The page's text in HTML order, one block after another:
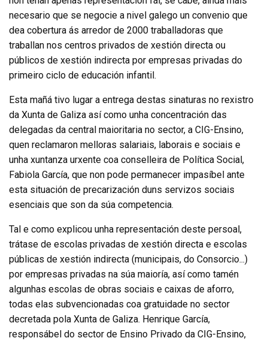
necesario que se negocie a nivel galego un convenio que
dea cobertura ás arredor de 2000 traballadoras que
traballan nos centros privados de xestión directa ou
públicos de xestión indirecta por empresas privadas do
primeiro ciclo de educación infantil.
Esta mañá tivo lugar a entrega destas sinaturas no rexistro
da Xunta de Galiza así como unha concentración das
delegadas da central maioritaria no sector, a CIG-Ensino,
quen reclamaron melloras salariais, laborais e sociais e
unha xuntanza urxente coa conselleira de Política Social,
Fabiola García, que non pode permanecer impasíbel ante
esta situación de precarización duns servizos sociais
esenciais que son da súa competencia.
Tal e como explicou unha representación deste persoal,
trátase de escolas privadas de xestión directa e escolas
públicas de xestión indirecta (municipais, do Consorcio...)
por empresas privadas na súa maioría, así como tamén
algunhas escolas de obras sociais e caixas de aforro,
todas elas subvencionadas coa gratuidade no sector
decretada pola Xunta de Galiza. Henrique García,
responsábel do sector de Ensino Privado da CIG-Ensino,